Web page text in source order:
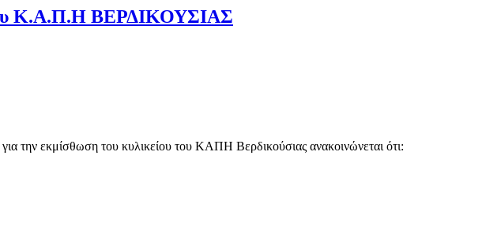
του Κ.Α.Π.Η ΒΕΡΔΙΚΟΥΣΙΑΣ
την εκμίσθωση του κυλικείου του ΚΑΠΗ Βερδικούσιας ανακοινώνεται ότι: